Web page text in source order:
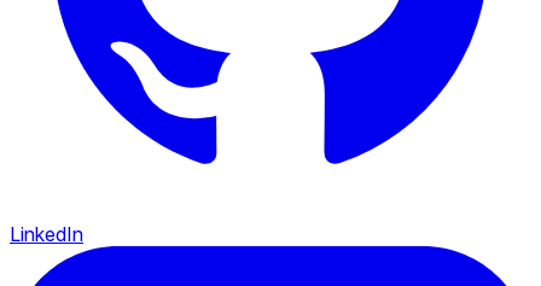
LinkedIn